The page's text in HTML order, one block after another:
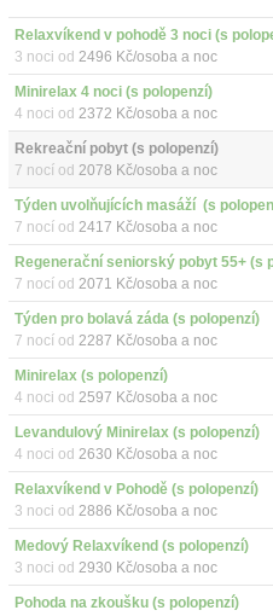
Relaxvíkend v pohodě 3 noci (s
3 noci od 2496 Kč/osoba a noc
Minirelax 4 noci (s polopenzí)
4 noci od 2372 Kč/osoba a noc
Rekreační pobyt (s polopenzí)
7 nocí od 2078 Kč/osoba a noc
Týden uvolňujících masáží  (s
7 nocí od 2417 Kč/osoba a noc
Regenerační seniorský pobyt 55+ (s
7 nocí od 2071 Kč/osoba a noc
Týden pro bolavá záda (s polopenzí)
7 nocí od 2287 Kč/osoba a noc
Minirelax (s polopenzí)
4 noci od 2597 Kč/osoba a noc
Levandulový Minirelax (s polopenzí)
4 noci od 2630 Kč/osoba a noc
Relaxvíkend v Pohodě (s polopenzí)
3 noci od 2886 Kč/osoba a noc
Medový Relaxvíkend (s polopenzí)
3 noci od 2930 Kč/osoba a noc
Pohoda na zkoušku (s polopenzí)